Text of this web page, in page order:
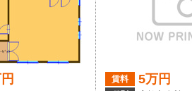
賃料 5万円